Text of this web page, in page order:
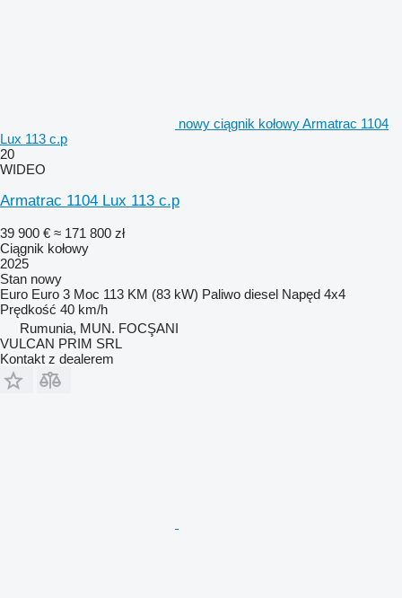
nowy ciągnik kołowy Armatrac 1104
Lux 113 c.p
20
WIDEO
Armatrac 1104 Lux 113 c.p
39 900 € ≈ 171 800 zł
Ciągnik kołowy
2025
Stan nowy
Euro Euro 3 Moc 113 KM (83 kW) Paliwo diesel Napęd 4x4
Prędkość 40 km/h
Rumunia, MUN. FOCŞANI
VULCAN PRIM SRL
Kontakt z dealerem